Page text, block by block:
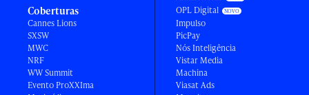
Coberturas
Cannes Lions
SXSW
MWC
NRF
WW Summit
Evento ProXXIma
OPL Digital
Impulso
PicPay
Nós Inteligência
Vistar Media
Machina
Viasat Ads